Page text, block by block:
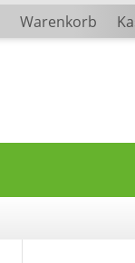
Warenkorb